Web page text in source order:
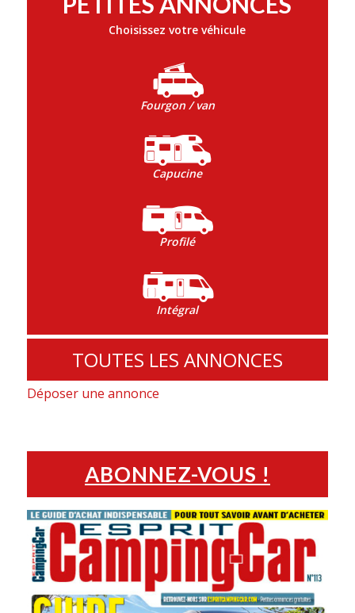
Choisissez votre véhicule
Fourgon / van
Capucine
Profilé
Intégral
TOUTES LES ANNONCES
Déposer une annonce
ABONNEZ-VOUS !